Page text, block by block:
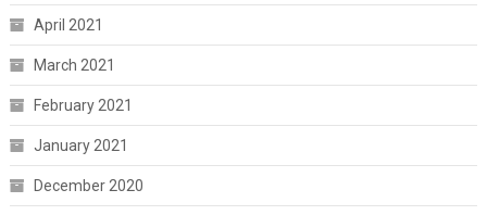
April 2021
March 2021
February 2021
January 2021
December 2020